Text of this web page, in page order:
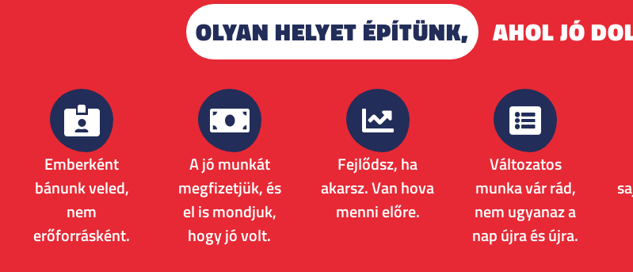
OLYAN HELYET ÉPÍTÜNK, AHOL JÓ
Emberként
bánunk veled,
nem
erőforrásként.
A jó munkát
megfizetjük, és
el is mondjuk,
hogy jó volt.
Fejlődsz, ha
akarsz. Van hova
menni előre.
Változatos
munka vár rád,
nem ugyanaz a
nap újra és újra.